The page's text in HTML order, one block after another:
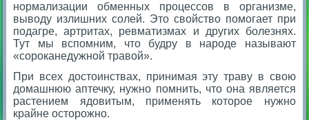
нормализации обменных процессов в организме,
выводу излишних солей. Это свойство помогает при
подагре, артритах, ревматизмах и других болезнях.
Тут мы вспомним, что будру в народе называют
«сороканедужной травой».
При всех достоинствах, принимая эту траву в свою
домашнюю аптечку, нужно помнить, что она является
растением ядовитым, применять которое нужно
крайне осторожно.